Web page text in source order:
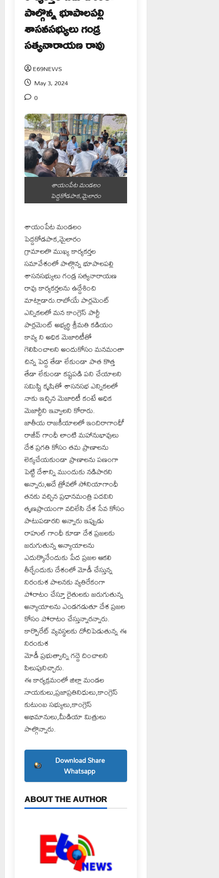
పాల్గొన్న భూపాలపల్లి
శాసనసభ్యులు గండ్ర
సత్యనారాయణ రావు
E69NEWS
May 3, 2024
0
శాయంపేట మండలం
పెద్దకోడపాక,మైలారం
శాయంపేట మండలం
పెద్దకోడపాక,మైలారం
గ్రామాలలొ ముఖ్య కార్యకర్తల
సమావేశంలో పాల్గొన్న భూపాలపల్లి
శాసనసభ్యులు గండ్ర సత్యనారాయణ
రావు కార్యకర్తలను ఉద్దేశించి
మాట్లాడారు.రాబోయే పార్లమెంట్
ఎన్నికలలో మన కాంగ్రెస్ పార్టీ
పార్లమెంట్ అభ్యర్థి శ్రీమతి కడియం
కావ్య ని అధిక మెజారిటీతో
గెలిపించాలని అందుకోసం మనమంతా
చిన్న పెద్ద తేడా లేకుండా పాత కొత్త
తేడా లేకుండా కష్టపడి పని చేయాలని
సమిష్టి కృషితో శాసనసభ ఎన్నికలలో
నాకు ఇచ్చిన మెజారిటీ కంటే అధిక
మెజార్టీని ఇవ్వాలని కోరారు.
జాతీయ రాజకీయాలలో ఇందిరాగాంధీీ
రాజీవ్ గాంధీ లాంటి మహానుభావులు
దేశ ప్రగతి కోసం తమ ప్రాణాలను
లెక్కచేయకుండా ప్రాణాలను పణంగా
పెట్టి దేశాన్ని ముందుకు నడిపారని
అన్నారు,అదే త్రోవలో సోనియాగాంధీ
తనకు వచ్చిన ప్రధానమంత్రి పదవిని
తృణప్రాయంగా వదిలేసి దేశ సేవ కోసం
పాటుపడారని అన్నారు ఇప్పుడు
రాహుల్ గాంధీ కూడా దేశ ప్రజలకు
జరుగుతున్న అన్యాయాలను
ఎదుర్కొనేందుకు పేద ప్రజల ఆకలి
తీర్చేందుకు దేశంలో మోడీ చేస్తున్న
నిరంకుశ పాలనకు వ్యతిరేకంగా
పోరాటం చేస్తూ రైతులకు జరుగుతున్న
అన్యాయాలను ఎండగడుతూ దేశ ప్రజల
కోసం పోరాటం చేస్తున్నారన్నారు.
కార్పొరేట్ వ్యవస్థలకు దోచిపెడుతున్న ఈ
నిరంకుశ
మోడీ ప్రభుత్వాన్ని గద్దె దించాలని
పిలుపునిచ్చారు.
ఈ కార్యక్రమంలో జిల్లా మండల
నాయకులు,ప్రజాప్రతినిధులు,కాంగ్రెస్
కుటుంబ సభ్యులు,కాంగ్రెస్
అభిమానులు,మీడియా మిత్రులు
పాల్గొన్నారు.
Download Share
Whatsapp
ABOUT THE AUTHOR